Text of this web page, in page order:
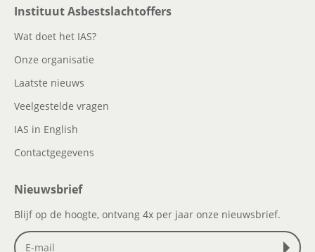
Instituut Asbestslachtoffers
Wat doet het IAS?
Onze organisatie
Laatste nieuws
Veelgestelde vragen
IAS in English
Contactgegevens
Nieuwsbrief
Blijf op de hoogte, ontvang 4x per jaar onze nieuwsbrief.